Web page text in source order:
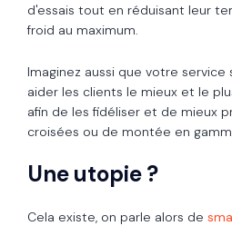
d'essais tout en réduisant leur
froid au maximum.
Imaginez aussi que votre
aider les clients le mieux et le
afin de les fidéliser et de mieux
croisées ou de montée en
Une utopie ?
Cela existe, on parle alors de